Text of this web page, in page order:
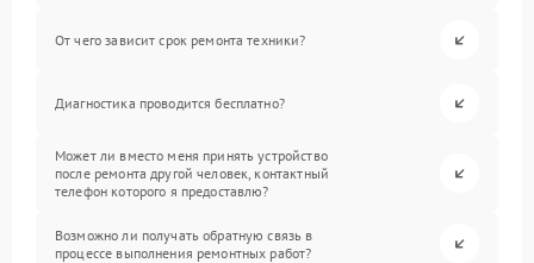
От чего зависит срок ремонта техники?
Диагностика проводится бесплатно?
Может ли вместо меня принять устройство
после ремонта другой человек, контактный
телефон которого я предоставлю?
Возможно ли получать обратную связь в
процессе выполнения ремонтных работ?